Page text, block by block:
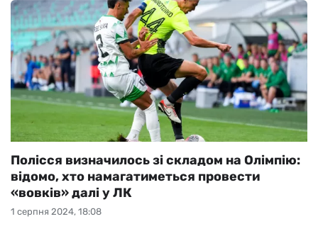
1 серпня 2024, 18:08
Полісся визначилось зі складом на Олімпію:
відомо, хто намагатиметься провести
«вовків» далі у ЛК